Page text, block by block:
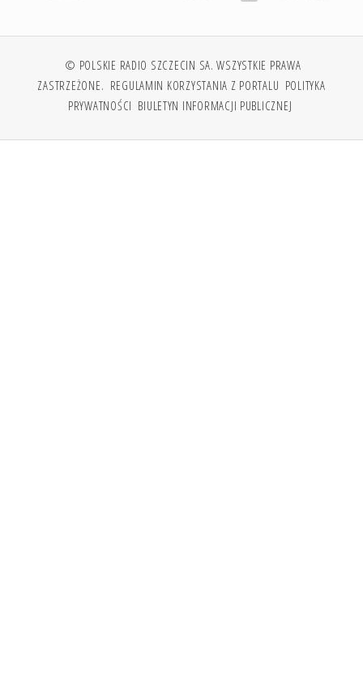
© POLSKIE RADIO SZCZECIN SA. WSZYSTKIE PRAWA
ZASTRZEŻONE. REGULAMIN KORZYSTANIA Z PORTALU POLITYKA
PRYWATNOŚCI BIULETYN INFORMACJI PUBLICZNEJ